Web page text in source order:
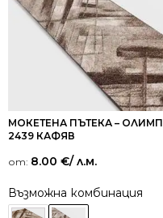
МОКЕТЕНА ПЪТЕКА – ОЛИМП
2439 КАФЯВ
от: 8.00 €/ л.м.
Възможна комбинация